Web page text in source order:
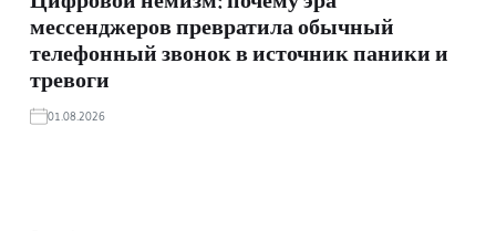
мессенджеров превратила обычный
телефонный звонок в источник паники и
тревоги
01.08.2026